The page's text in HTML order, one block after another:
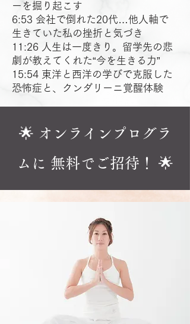
ーを掘り起こす
6:53 会社で倒れた20代…他人軸で
生きていた私の挫折と気づき
11:26 人生は一度きり。留学先の悲
劇が教えてくれた“今を生きる力”
15:54 東洋と西洋の学びで克服した
恐怖症と、クンダリーニ覚醒体験
🌟 オンラインプログラ
ムに 無料でご招待！ 🌟